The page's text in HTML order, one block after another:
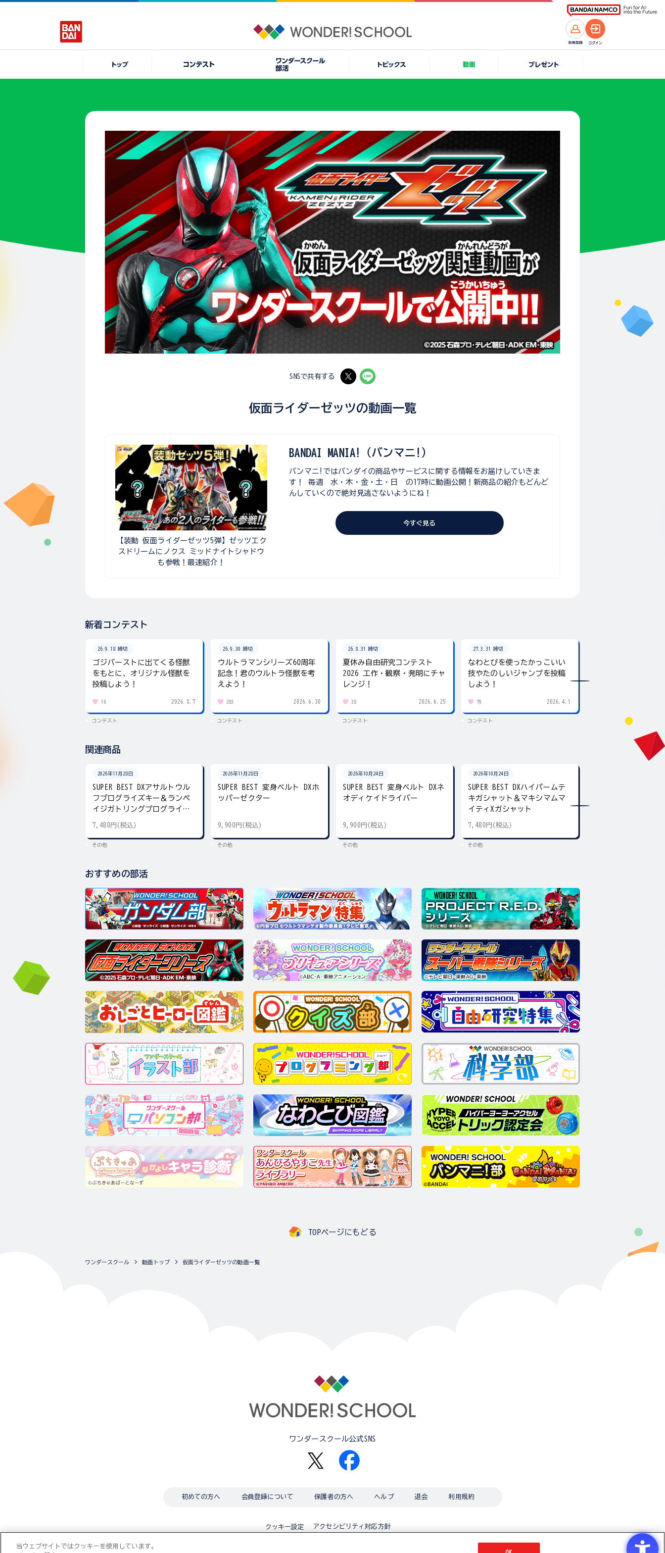
SNSで共有する
仮面ライダーゼッツの動画一覧
【装動 仮面ライダーゼッツ5弾】ゼッツエク
スドリームにノクス ミッドナイトシャドウ
も参戦！最速紹介！
BANDAI MANIA!（バンマニ!）
バンマニ!ではバンダイの商品やサービスに関する情報をお届けしていきま
す！ 毎週 水・木・金・土・日 の17時に動画公開！新商品の紹介もどんど
んしていくので絶対見逃さないようにね！
今すぐ見る
新着コンテスト
26.9.18 締切
ゴジバーストに出てくる怪獣
をもとに、オリジナル怪獣を
投稿しよう！
16 2026.8.7
コンテスト
26.9.30 締切
ウルトラマンシリーズ60周年
記念！君のウルトラ怪獣を考
えよう！
283 2026.6.30
コンテスト
26.8.31 締切
夏休み自由研究コンテスト
2026 工作・観察・発明にチャ
レンジ！
38 2026.6.25
コンテスト
27.3.31 締切
なわとびを使ったかっこいい
技やたのしいジャンプを投稿
しよう！
79 2026.4.1
コンテスト
関連商品
2026年11月28日
SUPER BEST DXアサルトウル
フプログライズキー＆ランペ
イジガトリングプログライズ
7,480円(税込)
その他
2026年11月28日
SUPER BEST 変身ベルト DXホ
ッパーゼクター
9,900円(税込)
その他
2026年10月24日
SUPER BEST 変身ベルト DXネ
オディケイドライバー
9,900円(税込)
その他
2026年10月24日
SUPER BEST DXハイパームテ
キガシャット＆マキシマムマ
イティXガシャット
7,480円(税込)
その他
おすすめの部活
TOPページにもどる
ワンダースクール 動画トップ 仮面ライダーゼッツの動画一覧
ワンダースクール公式SNS
初めての方へ 会員登録について 保護者の方へ ヘルプ 退会 利用規約
クッキー設定 アクセシビリティ対応方針
当ウェブサイトではクッキーを使用しています。